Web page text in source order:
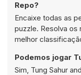
Repo?
Encaixe todas as
puzzle. Resolva os
melhor
Podemos jogar
Sim, Tung Sahur